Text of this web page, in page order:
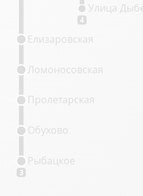
3
4
Улица
Рыбацкое
Обухово
Пролетарская
Ломоносовская
Елизаровская